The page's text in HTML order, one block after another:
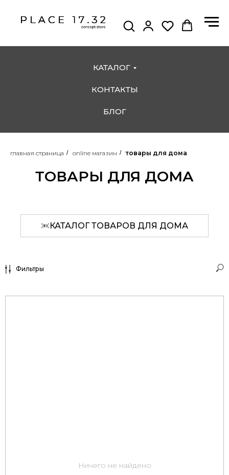
КАТАЛОГ
КОНТАКТЫ
БЛОГ
главная страница / online магазин / товары для дома
ТОВАРЫ ДЛЯ ДОМА
КАТАЛОГ ТОВАРОВ ДЛЯ ДОМА
Фильтры
Ничего не найдено